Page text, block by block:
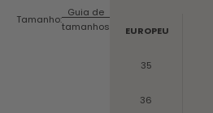
Tamanho:
Guia de
tamanhos
EUROPEU
35
36